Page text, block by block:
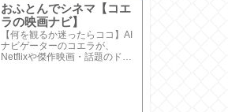
おふとんでシネマ【コエ
ラの映画ナビ】
【何を観るか迷ったらココ】AI
ナビゲーターのコエラが、
Netflixや傑作映画・話題のドラ